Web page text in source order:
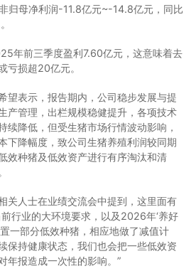
归母净利润-11.8亿元~-14.8亿元，同比
年前三季度盈利7.60亿元，这意味着去
亏损超20亿元。
望表示，报告期内，公司稳步发展与提
产管理，出栏规模稳健提升，各项技术
续降低，但受生猪市场行情波动影响，
下降幅度，致公司生猪养殖利润较同期
效种猪及低效资产进行有序淘汰和清
关人士在业绩交流会中提到，这里面有
行业的大环境要求，以及2026年‘养好
一部分低效种猪，相应地做了减值计
保持健康状态，我们也会把一些低效资
年报造成一次性的影响。”